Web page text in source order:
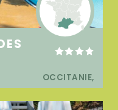
OCCITANIE,